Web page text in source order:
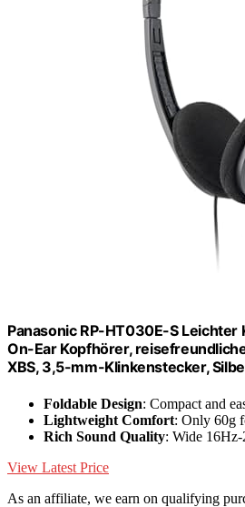
Panasonic RP-HT030E-S Leichter
On-Ear Kopfhörer,
XBS, 3,5-mm-Klinkenstecker,
Foldable Design: Compact and
Lightweight Comfort: Only 60g
Rich Sound Quality: Wide
View Latest Price
As an affiliate, we earn on qualifying